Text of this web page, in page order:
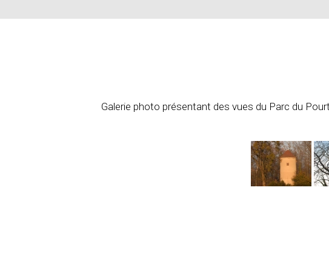
Galerie photo présentant des vues du Parc du